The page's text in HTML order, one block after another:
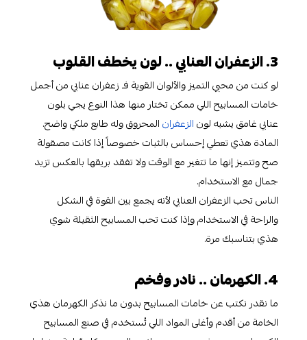
لو كنت من محبي التميز والألوان القوية فـ زعفران عنابي من أجمل
خامات المسابيح اللي ممكن تختار منها هذا النوع يجي بلون
عنابي غامق يشبه لونالزعفرانالمحروق وله طابع ملكي واضح.
المادة هذي تعطي إحساس بالثبات خصوصاً إذا كانت مصقولة
صح وتتميز إنها ما تتغير مع الوقت ولا تفقد بريقها بالعكس تزيد
جمال مع الاستخدام.
الناس تحب الزعفران العنابي لأنه يجمع بين القوة في الشكل
والراحة في الاستخدام وإذا كنت تحب المسابيح الثقيلة شوي
هذي بتناسبك مرة.
ما نقدر نكتب عن خامات المسابيح بدون ما نذكر الكهرمان هذي
الخامة من أقدم وأغلى المواد اللي تُستخدم في صنع المسابيح